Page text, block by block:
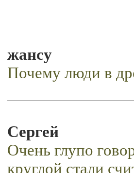
жансу
Почему люди в
Сергей
Очень глупо
круглой стали